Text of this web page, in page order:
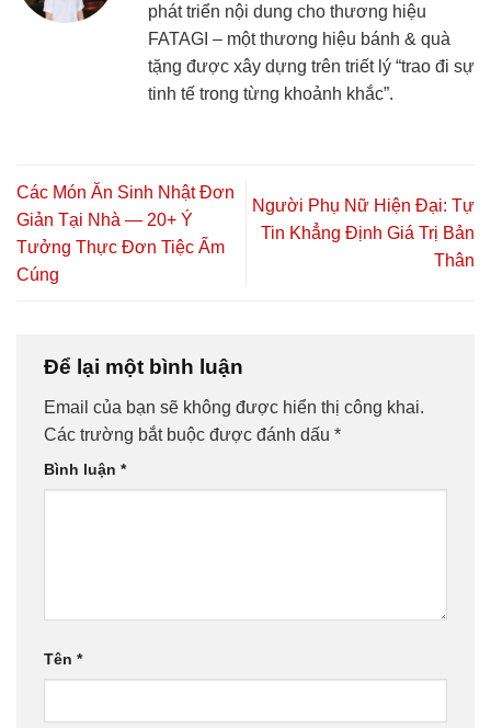
phát triển nội dung cho thương hiệu
FATAGI – một thương hiệu bánh & quà
tặng được xây dựng trên triết lý “trao đi sự
tinh tế trong từng khoảnh khắc”.
Các Món Ăn Sinh Nhật Đơn
Giản Tại Nhà — 20+ Ý
Tưởng Thực Đơn Tiệc Ấm
Cúng
Người Phụ Nữ Hiện Đại: Tự
Tin Khẳng Định Giá Trị Bản
Thân
Để lại một bình luận
Email của bạn sẽ không được hiển thị công khai.
Các trường bắt buộc được đánh dấu *
Bình luận *
Tên *